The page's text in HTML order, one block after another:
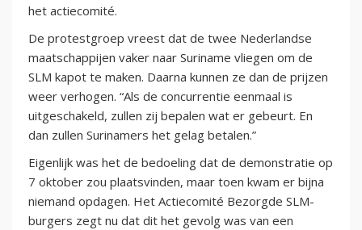
het actiecomité.
De protestgroep vreest dat de twee Nederlandse
maatschappijen vaker naar Suriname vliegen om de
SLM kapot te maken. Daarna kunnen ze dan de prijzen
weer verhogen. “Als de concurrentie eenmaal is
uitgeschakeld, zullen zij bepalen wat er gebeurt. En
dan zullen Surinamers het gelag betalen.”
Eigenlijk was het de bedoeling dat de demonstratie op
7 oktober zou plaatsvinden, maar toen kwam er bijna
niemand opdagen. Het Actiecomité Bezorgde SLM-
burgers zegt nu dat dit het gevolg was van een